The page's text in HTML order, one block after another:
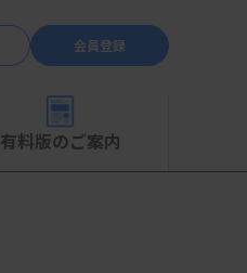
会員登録
有料版のご案内